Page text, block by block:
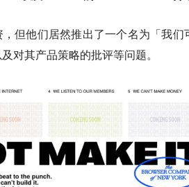
但他们居然推出了一个名为「我们
对其产品策略的批评等问题。